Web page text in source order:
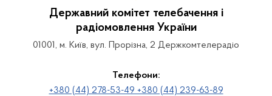
Державний комітет телебачення і
радіомовлення України
01001, м. Київ, вул. Прорізна, 2 Держкомтелерадіо
Телефони:
+380 (44) 278-53-49 +380 (44) 239-63-89